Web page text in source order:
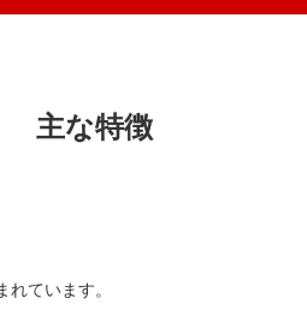
主な特徴
ています。